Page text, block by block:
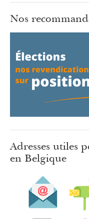
Nos
Adresses utiles
en Belgique